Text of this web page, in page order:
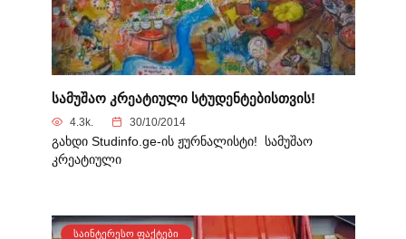
სამუშაო კრეატიული სტუდენტებისთვის!
4.3k. 30/10/2014
გახდი Studinfo.ge-ის ჟურნალისტი! სამუშაო
კრეატიული
ᲡᲐᲘᲜᲢᲔᲠᲔᲡᲝ ᲤᲐᲥᲢᲔᲑᲘ